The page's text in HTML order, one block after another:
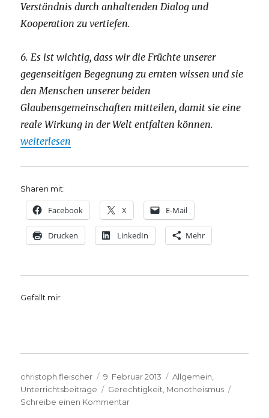
Verständnis durch anhaltenden Dialog und
Kooperation zu vertiefen.
6. Es ist wichtig, dass wir die Früchte unserer
gegenseitigen Begegnung zu ernten wissen und sie
den Menschen unserer beiden
Glaubensgemeinschaften mitteilen, damit sie eine
reale Wirkung in der Welt entfalten können.
„Unterrichtsergebnisse zum Thema „Gerechtigkeit und
weiterlesen
Sharen mit:
Facebook X E-Mail
Drucken LinkedIn Mehr
Gefällt mir:
Autor
christoph.fleischer
Veröffentlicht
am
9. Februar 2013 Kategorien
Allgemein
Unterrichtsbeiträge
Schlagwörter
Gerechtigkeit Monotheismus
Schreibe einen Kommentarzu